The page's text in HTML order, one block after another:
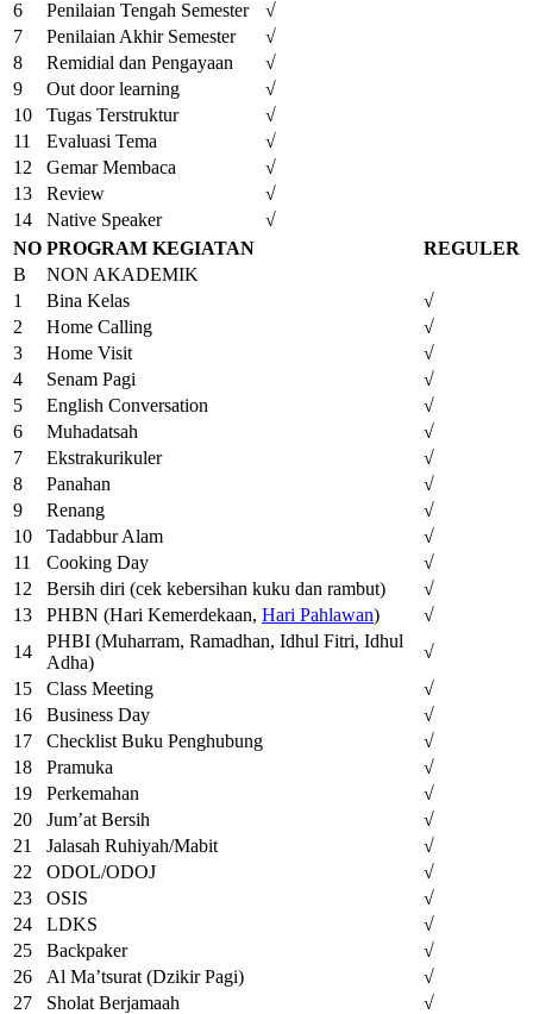
6
Penilaian Tengah Semester
√
7
Penilaian Akhir Semester
√
8
Remidial dan Pengayaan
√
9
Out door learning
√
10
Tugas Terstruktur
√
11
Evaluasi Tema
√
12
Gemar Membaca
√
13
Review
√
14
Native Speaker
√
NO PROGRAM KEGIATAN
REGULER
B
NON AKADEMIK
1
Bina Kelas
√
2
Home Calling
√
3
Home Visit
√
4
Senam Pagi
√
5
English Conversation
√
6
Muhadatsah
√
7
Ekstrakurikuler
√
8
Panahan
√
9
Renang
√
10
Tadabbur Alam
√
11
Cooking Day
√
12
Bersih diri (cek kebersihan kuku dan rambut)
√
13
PHBN (Hari Kemerdekaan, Hari Pahlawan)
√
14
PHBI (Muharram, Ramadhan, Idhul Fitri, Idhul
Adha)
√
15
Class Meeting
√
16
Business Day
√
17
Checklist Buku Penghubung
√
18
Pramuka
√
19
Perkemahan
√
20
Jum’at Bersih
√
21
Jalasah Ruhiyah/Mabit
√
22
ODOL/ODOJ
√
23
OSIS
√
24
LDKS
√
25
Backpaker
√
26
Al Ma’tsurat (Dzikir Pagi)
√
27
Sholat Berjamaah
√